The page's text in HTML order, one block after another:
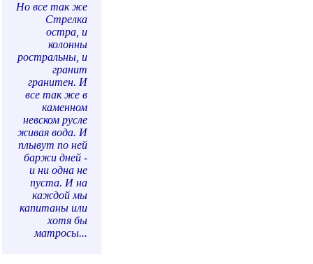
Но все так же
Стрелка
остра, и
колонны
ростральны, и
гранит
гранитен. И
все так же в
каменном
невском русле
живая вода. И
плывут по ней
баржи дней -
и ни одна не
пуста. И на
каждой мы
капитаны или
хотя бы
матросы...